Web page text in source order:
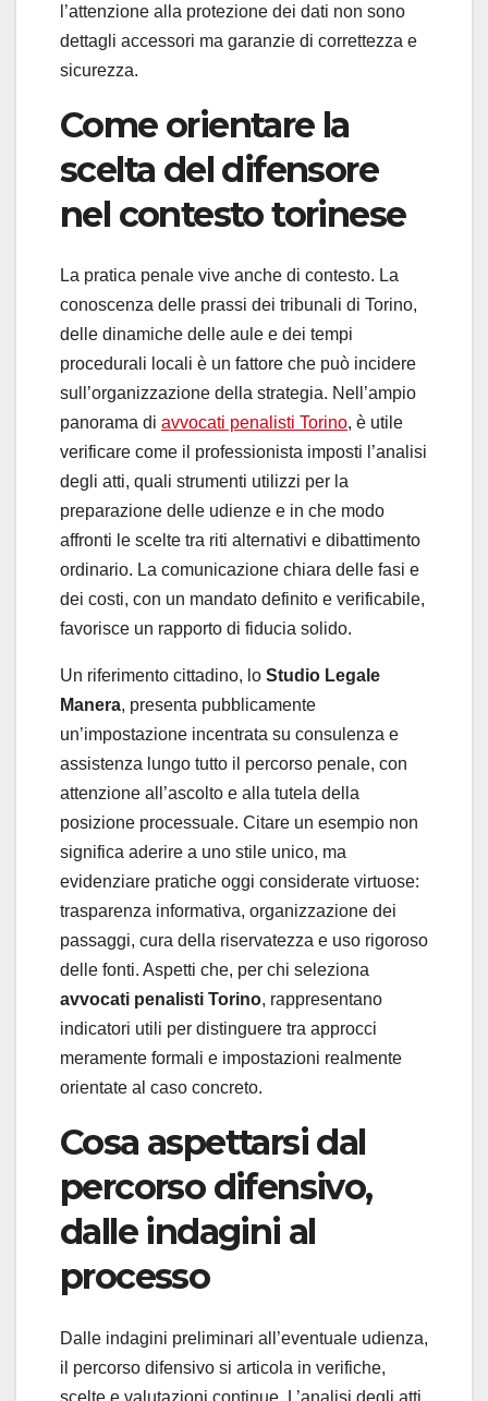
l’attenzione alla protezione dei dati non sono
dettagli accessori ma garanzie di correttezza e
sicurezza.
Come orientare la
scelta del difensore
nel contesto torinese
La pratica penale vive anche di contesto. La
conoscenza delle prassi dei tribunali di Torino,
delle dinamiche delle aule e dei tempi
procedurali locali è un fattore che può incidere
sull’organizzazione della strategia. Nell’ampio
panorama di avvocati penalisti Torino, è utile
verificare come il professionista imposti l’analisi
degli atti, quali strumenti utilizzi per la
preparazione delle udienze e in che modo
affronti le scelte tra riti alternativi e dibattimento
ordinario. La comunicazione chiara delle fasi e
dei costi, con un mandato definito e verificabile,
favorisce un rapporto di fiducia solido.
Un riferimento cittadino, lo Studio Legale
Manera, presenta pubblicamente
un’impostazione incentrata su consulenza e
assistenza lungo tutto il percorso penale, con
attenzione all’ascolto e alla tutela della
posizione processuale. Citare un esempio non
significa aderire a uno stile unico, ma
evidenziare pratiche oggi considerate virtuose:
trasparenza informativa, organizzazione dei
passaggi, cura della riservatezza e uso rigoroso
delle fonti. Aspetti che, per chi seleziona
avvocati penalisti Torino, rappresentano
indicatori utili per distinguere tra approcci
meramente formali e impostazioni realmente
orientate al caso concreto.
Cosa aspettarsi dal
percorso difensivo,
dalle indagini al
processo
Dalle indagini preliminari all’eventuale udienza,
il percorso difensivo si articola in verifiche,
scelte e valutazioni continue. L’analisi degli atti